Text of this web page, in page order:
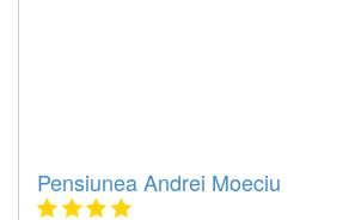
Pensiunea Andrei Moeciu